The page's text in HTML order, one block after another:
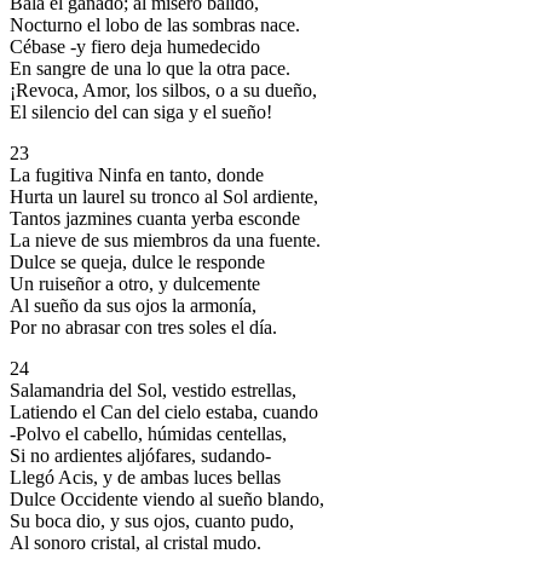
Nocturno el lobo de las sombras nace.
Cébase -y fiero deja humedecido
En sangre de una lo que la otra pace.
¡Revoca, Amor, los silbos, o a su dueño,
El silencio del can siga y el sueño!
23
La fugitiva Ninfa en tanto, donde
Hurta un laurel su tronco al Sol ardiente,
Tantos jazmines cuanta yerba esconde
La nieve de sus miembros da una fuente.
Dulce se queja, dulce le responde
Un ruiseñor a otro, y dulcemente
Al sueño da sus ojos la armonía,
Por no abrasar con tres soles el día.
24
Salamandria del Sol, vestido estrellas,
Latiendo el Can del cielo estaba, cuando
-Polvo el cabello, húmidas centellas,
Si no ardientes aljófares, sudando-
Llegó Acis, y de ambas luces bellas
Dulce Occidente viendo al sueño blando,
Su boca dio, y sus ojos, cuanto pudo,
Al sonoro cristal, al cristal mudo.